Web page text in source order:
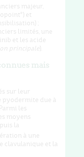
majeur,
et
;
limités, une
et les acide
principale ).
sur leur
due à
les
moyens
la
à une
clavulanique et la